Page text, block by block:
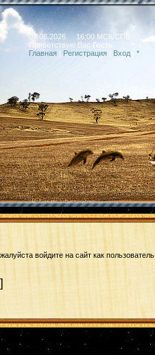
07.08.2026 16:00 МСК/СПБ
Приветствую Вас Гость
Главная | Регистрация Вход *
войдите на сайт как пользователь.
]